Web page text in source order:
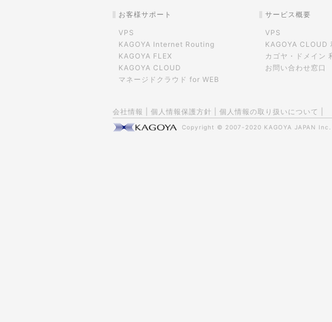
お客様サポート
VPS
KAGOYA Internet Routing
KAGOYA FLEX
KAGOYA CLOUD
マネージドクラウド for WEB
サービス概要
VPS
KAGOYA CLOUD
カゴヤ・ドメイン
お問い合わせ窓口
会社情報 個人情報保護方針 個人情報の取り扱いについて
Copyright © 2007-2020 KAGOYA JAPAN Inc.